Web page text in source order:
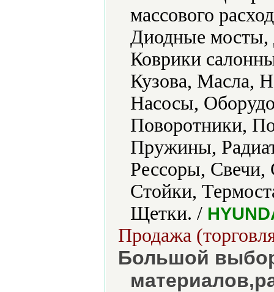
массового
Диодные мосты,
Коврики
Кузова, Масла,
Насосы,
Поворотники,
Пружины,
Рессоры,
Стойки,
Щетки. /
Продажа
Большой